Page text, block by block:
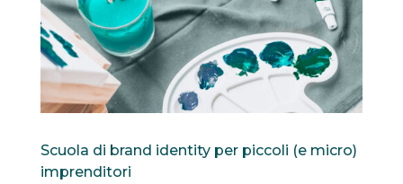
Scuola di brand identity per piccoli (e micro)
imprenditori